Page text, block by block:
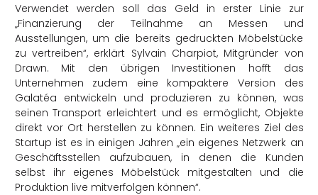
Verwendet werden soll das Geld in erster Linie zur
„Finanzierung der Teilnahme an Messen und
Ausstellungen, um die bereits gedruckten Möbelstücke
zu vertreiben“, erklärt Sylvain Charpiot, Mitgründer von
Drawn. Mit den übrigen Investitionen hofft das
Unternehmen zudem eine kompaktere Version des
Galatéa entwickeln und produzieren zu können, was
seinen Transport erleichtert und es ermöglicht, Objekte
direkt vor Ort herstellen zu können. Ein weiteres Ziel des
Startup ist es in einigen Jahren „ein eigenes Netzwerk an
Geschäftsstellen aufzubauen, in denen die Kunden
selbst ihr eigenes Möbelstück mitgestalten und die
Produktion live mitverfolgen können“.